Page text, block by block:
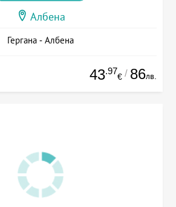
Албена
Гергана - Албена
43.97
€ / 86лв.